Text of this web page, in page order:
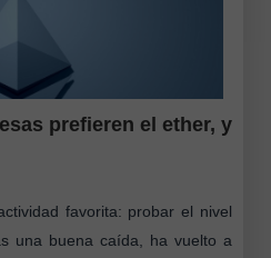
prefieren el ether, y
favorita: probar el nivel
una buena caída, ha vuelto a